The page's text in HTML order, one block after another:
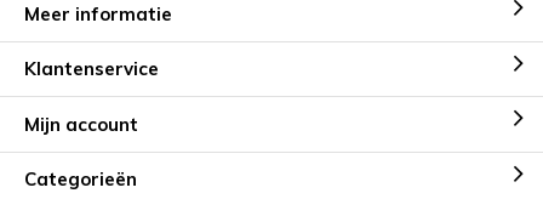
Meer informatie
Klantenservice
Mijn account
Categorieën